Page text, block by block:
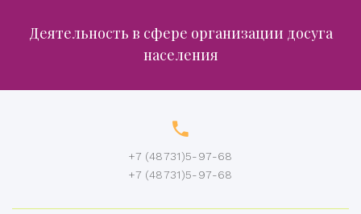
Деятельность в сфере организации досуга
населения
+7 (48731)5-97-68
+7 (48731)5-97-68